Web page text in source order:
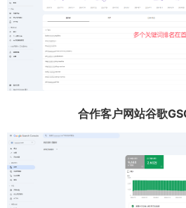
合作客户网站谷歌